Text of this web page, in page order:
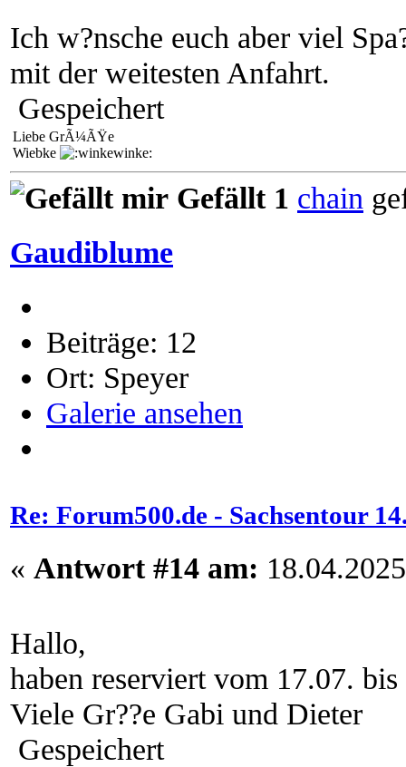
Ich w?nsche euch aber viel
mit der weitesten Anfahrt.
Gespeichert
Liebe GrÃ¼ÃŸe
Wiebke
Gefällt 1 chain
Gaudiblume
Beiträge: 12
Ort: Speyer
Galerie ansehen
Re: Forum500.de - Sachsentour
« Antwort #14 am:
Hallo,
haben reserviert vom 17.07.
Viele Gr??e Gabi und Dieter
Gespeichert